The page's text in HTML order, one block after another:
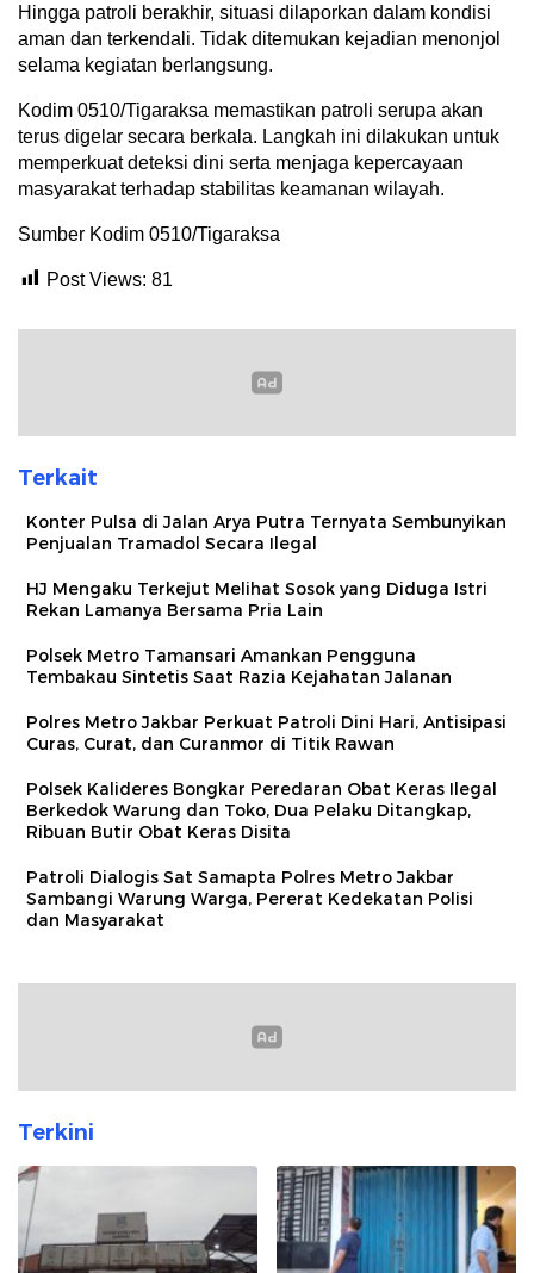
Hingga patroli berakhir, situasi dilaporkan dalam kondisi
aman dan terkendali. Tidak ditemukan kejadian menonjol
selama kegiatan berlangsung.
Kodim 0510/Tigaraksa memastikan patroli serupa akan
terus digelar secara berkala. Langkah ini dilakukan untuk
memperkuat deteksi dini serta menjaga kepercayaan
masyarakat terhadap stabilitas keamanan wilayah.
Sumber Kodim 0510/Tigaraksa
Post Views: 81
Terkait
Konter Pulsa di Jalan Arya Putra Ternyata Sembunyikan
Penjualan Tramadol Secara Ilegal
HJ Mengaku Terkejut Melihat Sosok yang Diduga Istri
Rekan Lamanya Bersama Pria Lain
Polsek Metro Tamansari Amankan Pengguna
Tembakau Sintetis Saat Razia Kejahatan Jalanan
Polres Metro Jakbar Perkuat Patroli Dini Hari, Antisipasi
Curas, Curat, dan Curanmor di Titik Rawan
Polsek Kalideres Bongkar Peredaran Obat Keras Ilegal
Berkedok Warung dan Toko, Dua Pelaku Ditangkap,
Ribuan Butir Obat Keras Disita
Patroli Dialogis Sat Samapta Polres Metro Jakbar
Sambangi Warung Warga, Pererat Kedekatan Polisi
dan Masyarakat
Terkini